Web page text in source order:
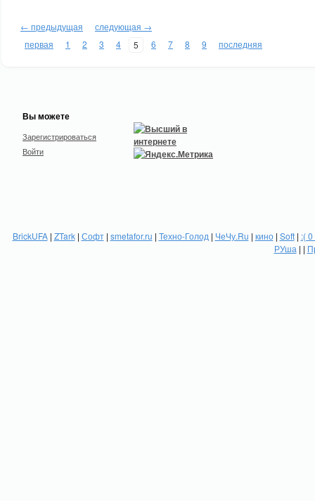
← предыдущая
следующая →
первая
1 2 3 4 5 6 7 8 9 последняя
Вы можете
Зарегистрироваться
Войти
BrickUFA| ZTark| Софт| smetafor.ru | Техно-Голод | ЧеЧу.Ru | кино| Soft| :(
РУша | |